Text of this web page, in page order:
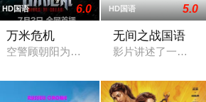
道主义救援人员在乌克兰境内突然失联。
HD国语 6.0
万米危机
空警顾朝阳为挽回女友董璐，临时登上飞
HD国语 5.0
无间之战国语
影片讲述了一对警